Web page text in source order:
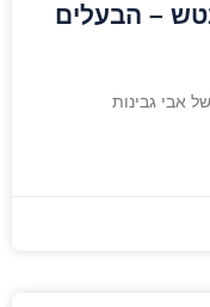
– הבעלים
אבי גבינות